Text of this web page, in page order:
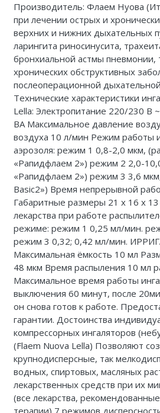
Производитель: Флаем Нуова
при лечении острых и
верхних и нижних дыхательных
ларингита риносинусита,
бронхиальной астмы пневмонии,
хронических обструктивных
послеоперационной
Технические характеристики
Lella: Электропитание 220/230
ВА Максимальное давление
воздуха 10 л/мин Режим работы
аэрозоля: режим 1 0,8-2,0 мкм,
«Рапидфлаем 2») режим 2 2,0-
«Рапидфлаем 2») режим 3 3,6
Basic2») Время непрерывной
Габаритные размеры 21 х 16 х 13
лекарства при работе
режиме: режим 1 0,25 мл/мин.
режим 3 0,32; 0,42 мл/мин.
Максимальная ёмкость 10 мл
48 мкм Время распыления 10 мл
Максимальное время работы
выключения 60 минут, после
он снова готов к работе.
гарантии. Достоинства
компрессорных ингаляторов
(Flaem Nuova Lella) Позволяют
крупнодисперсные, так
водных, спиртовых, масляных
лекарственных средств при их
(все лекарства,
Кислородные устройства
Медицинские иглы и
Медицинские перчатки
Экспресс-тесты Covid 19
Акупунктурные иглы
Санитарные
Каталог 1